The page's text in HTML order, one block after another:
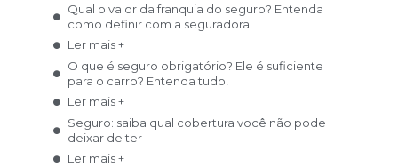
Qual o valor da franquia do seguro? Entenda
como definir com a seguradora
Ler mais +
O que é seguro obrigatório? Ele é suficiente
para o carro? Entenda tudo!
Ler mais +
Seguro: saiba qual cobertura você não pode
deixar de ter
Ler mais +